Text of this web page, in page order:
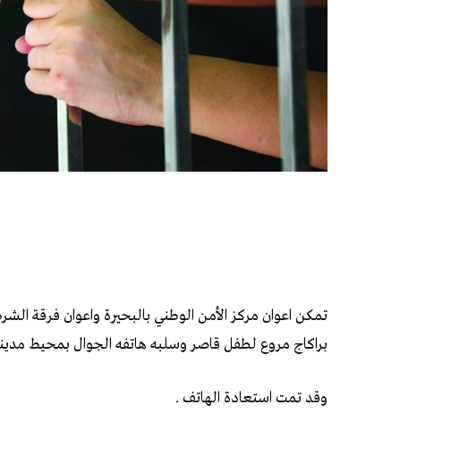
تمكن اعوان مركز الأمن الوطني بالبحيرة واعوان فرقة
براكاج مروع لطفل قاصر وسلبه هاتفه الجوال بمحيط
وقد تمت استعادة الهاتف .